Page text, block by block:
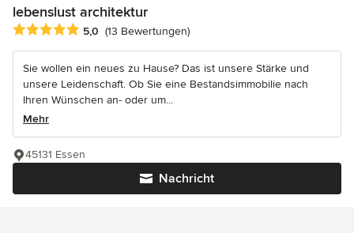
lebenslust architektur
Durchschnittliche Bewertung: 5 von 5 Sternen
5,0 (13 Bewertungen)
Sie wollen ein neues zu Hause? Das ist unsere Stärke und
unsere Leidenschaft. Ob Sie eine Bestandsimmobilie nach
Ihren Wünschen an- oder um...
Mehr
Nachricht
45131 Essen